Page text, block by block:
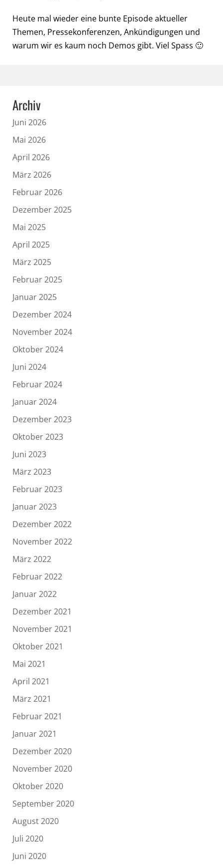
Heute mal wieder eine bunte Episode aktueller
Themen, Pressekonferenzen, Ankündigungen und
warum wir es kaum noch Demos gibt. Viel Spass 🙂
Archiv
Juni 2026
Mai 2026
April 2026
März 2026
Februar 2026
Dezember 2025
Mai 2025
April 2025
März 2025
Februar 2025
Januar 2025
Dezember 2024
November 2024
Oktober 2024
Juni 2024
Februar 2024
Januar 2024
Dezember 2023
Oktober 2023
Juni 2023
März 2023
Februar 2023
Januar 2023
Dezember 2022
November 2022
März 2022
Februar 2022
Januar 2022
Dezember 2021
November 2021
Oktober 2021
Mai 2021
April 2021
März 2021
Februar 2021
Januar 2021
Dezember 2020
November 2020
Oktober 2020
September 2020
August 2020
Juli 2020
Juni 2020